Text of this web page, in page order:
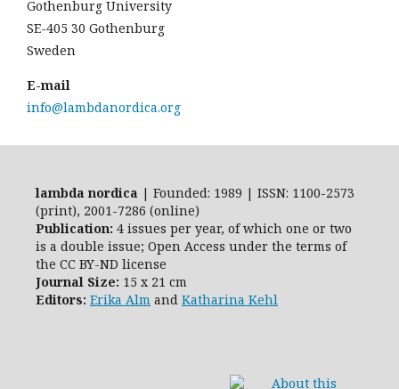
Gothenburg University
SE-405 30 Gothenburg
Sweden
E-mail
info@lambdanordica.org
lambda nordica | Founded: 1989 | ISSN: 1100-2573
(print), 2001-7286 (online)
Publication: 4 issues per year, of which one or two
is a double issue; Open Access under the terms of
the CC BY-ND license
Journal Size: 15 x 21 cm
Editors: Erika Alm and Katharina Kehl